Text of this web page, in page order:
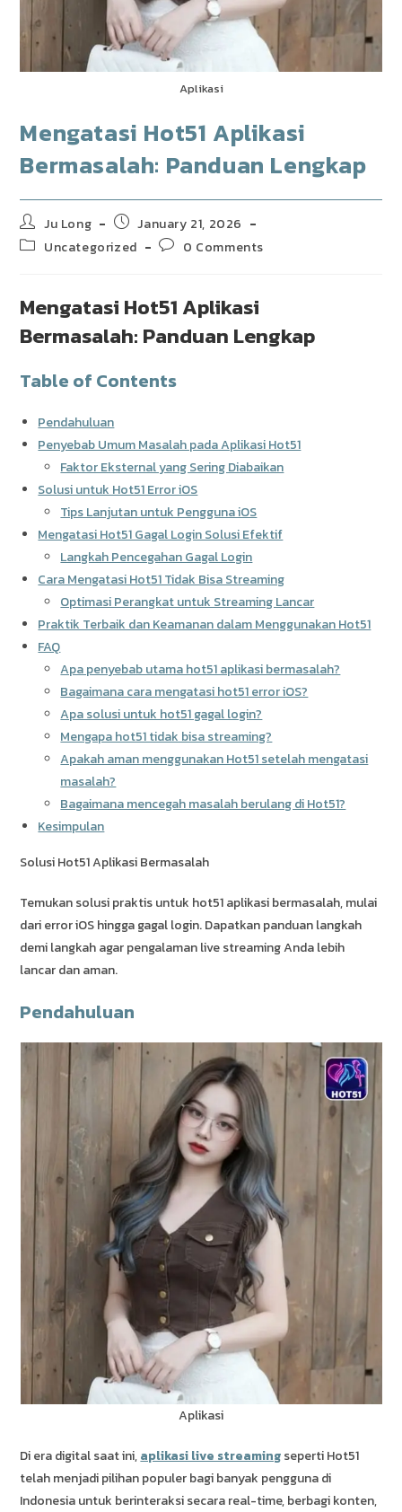
Aplikasi
Mengatasi Hot51 Aplikasi
Bermasalah: Panduan Lengkap
Post
author:
Ju Long
Post
published:
January 21, 2026
PostUncategorized
Post0 Comments
Mengatasi Hot51 Aplikasi
Bermasalah: Panduan Lengkap
Table of Contents
Pendahuluan
Penyebab Umum Masalah pada Aplikasi Hot51
Faktor Eksternal yang Sering Diabaikan
Solusi untuk Hot51 Error iOS
Tips Lanjutan untuk Pengguna iOS
Mengatasi Hot51 Gagal Login Solusi Efektif
Langkah Pencegahan Gagal Login
Cara Mengatasi Hot51 Tidak Bisa Streaming
Optimasi Perangkat untuk Streaming Lancar
Praktik Terbaik dan Keamanan dalam Menggunakan Hot51
FAQ
Apa penyebab utama hot51 aplikasi bermasalah?
Bagaimana cara mengatasi hot51 error iOS?
Apa solusi untuk hot51 gagal login?
Mengapa hot51 tidak bisa streaming?
Apakah aman menggunakan Hot51 setelah mengatasi
masalah?
Bagaimana mencegah masalah berulang di Hot51?
Kesimpulan
Solusi Hot51 Aplikasi Bermasalah
Temukan solusi praktis untuk hot51 aplikasi bermasalah, mulai
dari error iOS hingga gagal login. Dapatkan panduan langkah
demi langkah agar pengalaman live streaming Anda lebih
lancar dan aman.
Pendahuluan
Aplikasi
Di era digital saat ini,aplikasi live streamingseperti Hot51
telah menjadi pilihan populer bagi banyak pengguna di
Indonesia untuk berinteraksi secara real-time, berbagi konten,